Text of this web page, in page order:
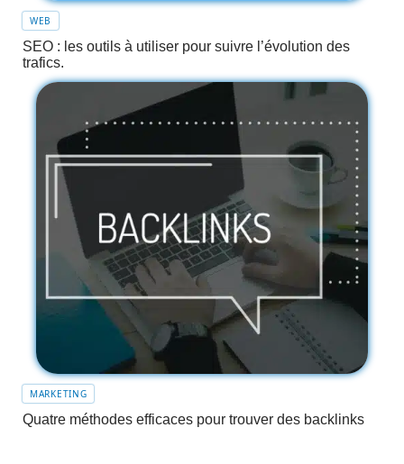
WEB
SEO : les outils à utiliser pour suivre l’évolution des
trafics.
MARKETING
Quatre méthodes efficaces pour trouver des backlinks